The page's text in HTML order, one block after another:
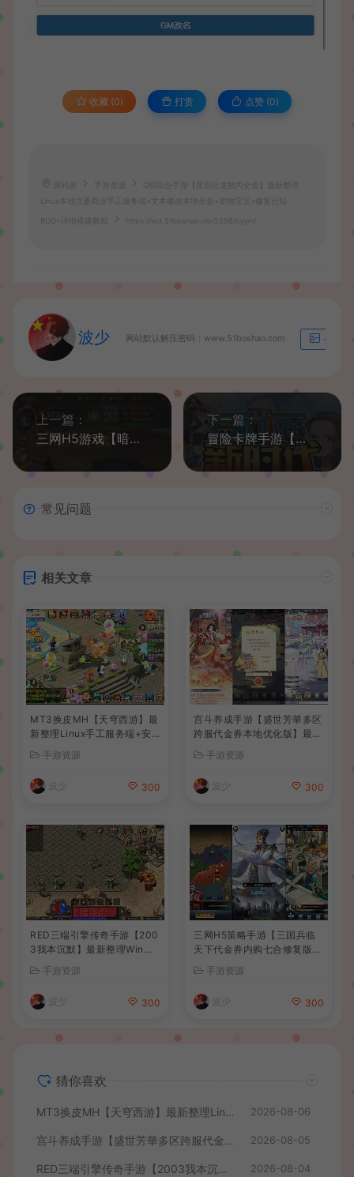
收藏 (0) 打赏 点赞 (0)
手游资源
Q萌回合手游【星辰巨龙敖丙全套】最新整理
Linux本地注册商业手工服务端+文本修改本地全套+宠物宝宝+修复已知
BUG+详细搭建教程 https://wd.51boshao.vip/5258/syym/
波少 网站默认解压密码：www.51boshao.com 生成海
上一篇：
三网H5游戏【暗黑战神H5】最新整理Linux手工服务端+GM后台+详细搭建教程
下一篇：
冒险卡牌手游【航海王伟大航路】最新整理Linux手工服务端+安卓+GM后台+详细搭建教程
常见问题
相关文章
MT3换皮MH【天穹西游】最
新整理Linux手工服务端+安
卓苹果双端+GM后台+详细搭
建教程+全套源码+视频教程
手游资源
波少 300
宫斗养成手游【盛世芳華多区
跨服代金券本地优化版】最新
整理单机一键即玩端+Linux
手工服务端+CDK授权后台
+安卓+详细搭建教程
手游资源
波少 300
RED三端引擎传奇手游【200
3我本沉默】最新整理Win系
服务端+安卓苹果PC三端+详
细搭建教程
手游资源
波少 300
三网H5策略手游【三国兵临
天下代金券内购七合修复版】
最新整理单机一键即玩镜像端
+Linux手工服务端+管理后台
+GM授权后台+简易安卓客户
端+详细搭建教程+视频教程
手游资源
波少 300
猜你喜欢
MT3换皮MH【天穹西游】最新整理Linux手工服务端+安卓苹果双端+GM后台+详细搭建教程+全套源码+视频教程 2026-08-06
宫斗养成手游【盛世芳華多区跨服代金券本地优化版】最新整理单机一键即玩端+Linux手工服务端+CDK授权后台+安卓+详细搭建教程 2026-08-05
RED三端引擎传奇手游【2003我本沉默】最新整理Win系服务端+安卓苹果PC三端+详细搭建教程 2026-08-04